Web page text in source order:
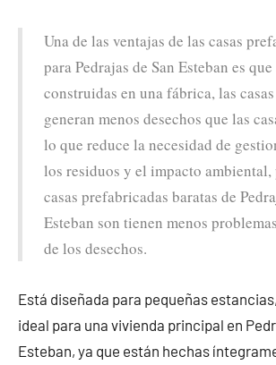
Una de las ventajas de las casas
para Pedrajas de San Esteban es
construidas en una fábrica, las
generan menos desechos que las
lo que reduce la necesidad de
los residuos y el impacto ambiental,
casas prefabricadas baratas de
Esteban son tienen menos
de los desechos.
Está diseñada para pequeñas
ideal para una vivienda principal en
Esteban, ya que están hechas